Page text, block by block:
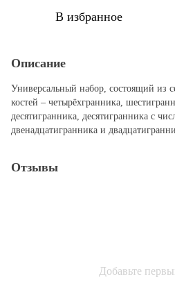
В избранное
Описание
Универсальный набор, состоящий из
костей – четырёхгранника,
десятигранника, десятигранника с
двенадцатигранника и
Отзывы
Добавьте